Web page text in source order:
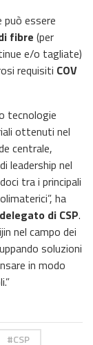
può essere
fibre (per
e/o tagliate)
requisiti COV
tecnologie
ottenuti nel
centrale,
leadership nel
tra i principali
ha
di CSP.
nel campo dei
soluzioni
in modo
CSP